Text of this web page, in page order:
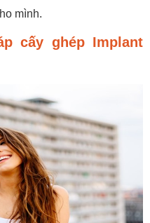
mình.
cấy ghép Implant